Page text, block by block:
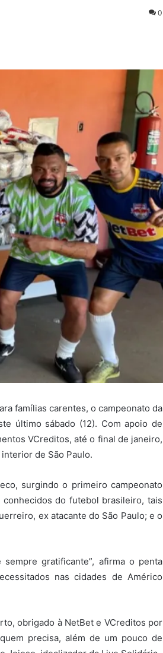
0
famílias carentes, o campeonato da
último sábado (12). Com apoio de
VCreditos, até o final de janeiro,
de São Paulo.
surgindo o primeiro campeonato
do futebol brasileiro, tais
ex atacante do São Paulo; e o
gratificante”, afirma o penta
nas cidades de Américo
obrigado à NetBet e VCreditos por
precisa, além de um pouco de